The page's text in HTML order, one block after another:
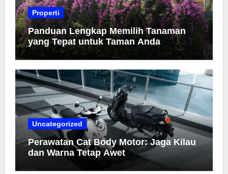
Properti
Panduan Lengkap Memilih Tanaman
yang Tepat untuk Taman Anda
Uncategorized
Perawatan Cat Body Motor: Jaga Kilau
dan Warna Tetap Awet